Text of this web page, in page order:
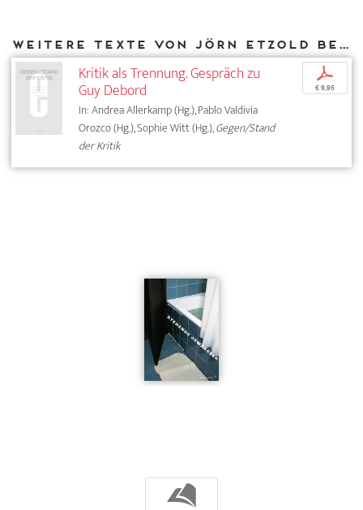
Weitere Texte von Jörn Etzold bei DIAPHANES
Kritik als Trennung. Gespräch zu
Guy Debord
In: Andrea Allerkamp (Hg.), Pablo Valdivia
Orozco (Hg.), Sophie Witt (Hg.),Gegen/Stand
der Kritik
p
€ 9,95
b